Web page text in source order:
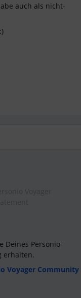
auch als nicht-
Deines Personio-
erhalten.
Voyager Community